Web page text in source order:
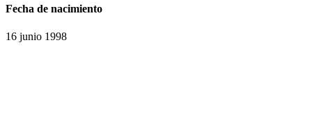
Fecha de nacimiento
16 junio 1998